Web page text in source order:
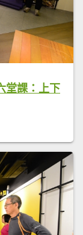
堂課：上下